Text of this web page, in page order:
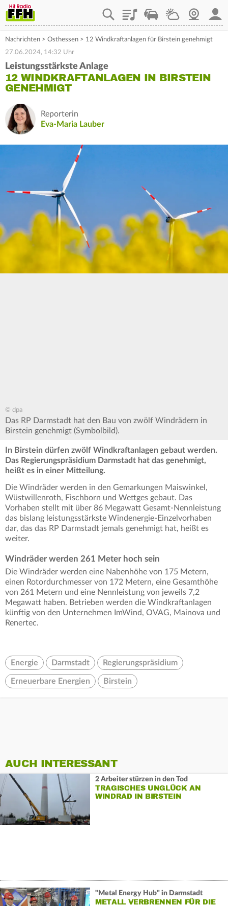
PlaylistStaupilotWetterWebcam
Nachrichten > Osthessen > 12 Windkraftanlagen für Birstein genehmigt
27.06.2024, 14:32 Uhr
Leistungsstärkste Anlage
12 WINDKRAFTANLAGEN IN BIRSTEIN
GENEHMIGT
Reporterin
Eva-Maria Lauber
© dpa
Das RP Darmstadt hat den Bau von zwölf Windrädern in
Birstein genehmigt (Symbolbild).
In Birstein dürfen zwölf Windkraftanlagen gebaut werden.
Das Regierungspräsidium Darmstadt hat das genehmigt,
heißt es in einer Mitteilung.
Die Windräder werden in den Gemarkungen Maiswinkel,
Wüstwillenroth, Fischborn und Wettges gebaut. Das
Vorhaben stellt mit über 86 Megawatt Gesamt-Nennleistung
das bislang leistungsstärkste Windenergie-Einzelvorhaben
dar, das das RP Darmstadt jemals genehmigt hat, heißt es
weiter.
Windräder werden 261 Meter hoch sein
Die Windräder werden eine Nabenhöhe von 175 Metern,
einen Rotordurchmesser von 172 Metern, eine Gesamthöhe
von 261 Metern und eine Nennleistung von jeweils 7,2
Megawatt haben. Betrieben werden die Windkraftanlagen
künftig von den Unternehmen ImWind, OVAG, Mainova und
Renertec.
Energie Darmstadt Regierungspräsidium
Erneuerbare Energien Birstein
AUCH INTERESSANT
2 Arbeiter stürzen in den Tod
TRAGISCHES UNGLÜCK AN
WINDRAD IN BIRSTEIN
"Metal Energy Hub" in Darmstadt
METALL VERBRENNEN FÜR DIE